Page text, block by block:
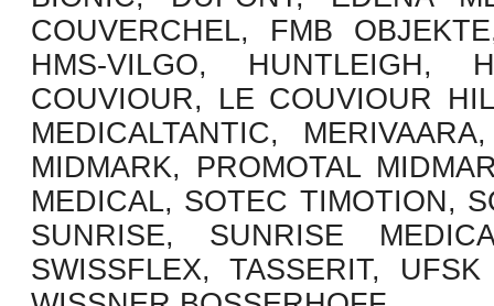
COUVERCHEL, FMB
HMS-VILGO, HUNTLEIGH,
COUVIOUR, LE COUVIOUR
MEDICALTANTIC,
MIDMARK, PROMOTAL
MEDICAL, SOTEC TIMOTION,
SUNRISE, SUNRISE
SWISSFLEX, TASSERIT,